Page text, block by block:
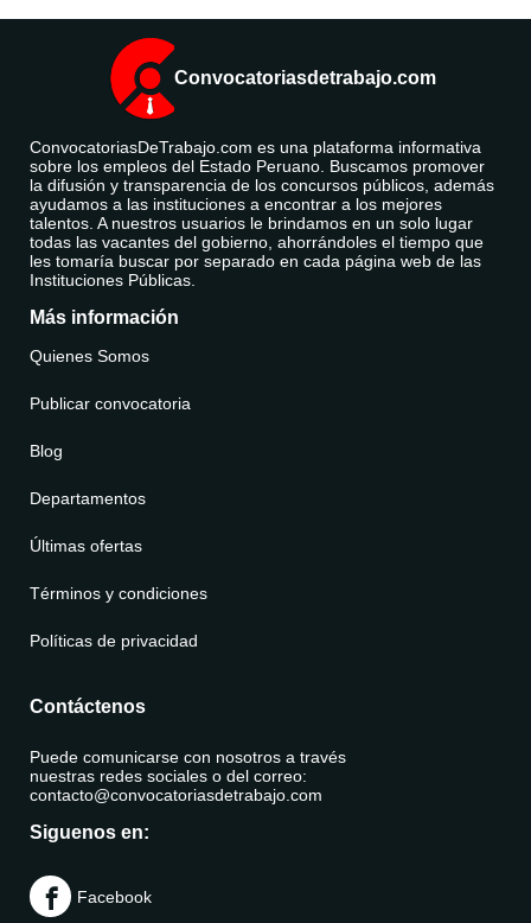
Convocatoriasdetrabajo.com
ConvocatoriasDeTrabajo.com es una plataforma informativa
sobre los empleos del Estado Peruano. Buscamos promover
la difusión y transparencia de los concursos públicos, además
ayudamos a las instituciones a encontrar a los mejores
talentos. A nuestros usuarios le brindamos en un solo lugar
todas las vacantes del gobierno, ahorrándoles el tiempo que
les tomaría buscar por separado en cada página web de las
Instituciones Públicas.
Más información
Quienes Somos
Publicar convocatoria
Blog
Departamentos
Últimas ofertas
Términos y condiciones
Políticas de privacidad
Contáctenos
Puede comunicarse con nosotros a través
nuestras redes sociales o del correo:
contacto@convocatoriasdetrabajo.com
Siguenos en:
Facebook